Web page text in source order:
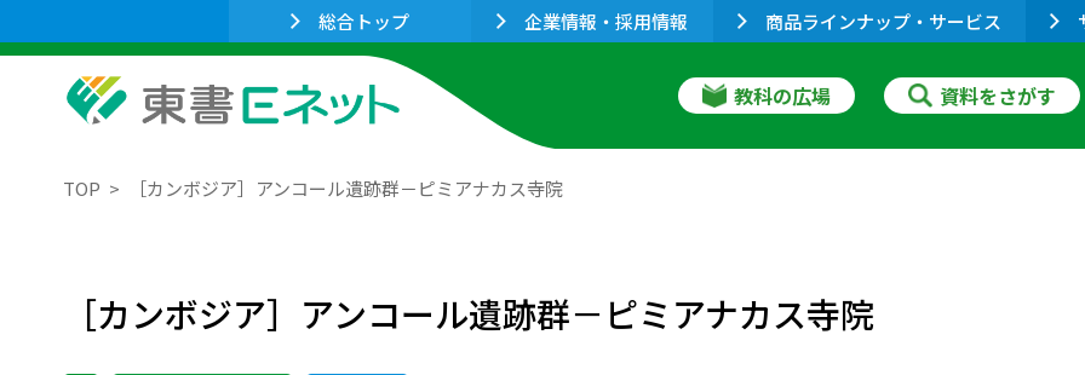
総合トップ 企業情報・採用情報 商品ラインナップ・サービス
教科の広場 資料をさがす
TOP ［カンボジア］アンコール遺跡群－ピミアナカス寺院
［カンボジア］アンコール遺跡群－ピミアナカス寺院